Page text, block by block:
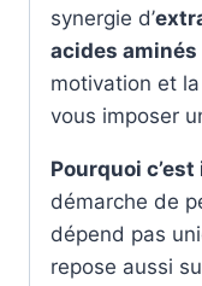
synergie d’
acides aminés
motivation et
vous imposer
Pourquoi
démarche de
dépend pas
repose aussi